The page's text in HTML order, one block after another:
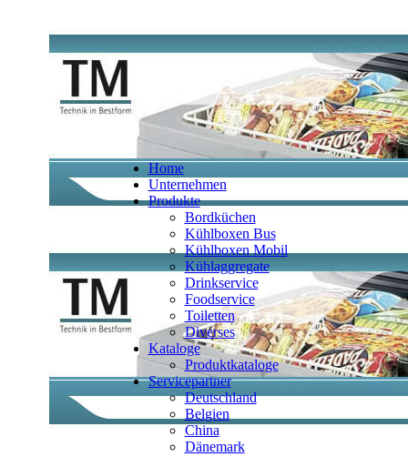
Home
Unternehmen
Produkte
Bordküchen
Kühlboxen Bus
Kühlboxen Mobil
Kühlaggregate
Drinkservice
Foodservice
Toiletten
Diverses
Kataloge
Produktkataloge
Servicepartner
Deutschland
Belgien
China
Dänemark